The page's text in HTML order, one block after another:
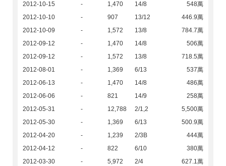
2012-10-15
- 1,470 14/8
548萬
2012-10-10
- 907 13/12
446.9萬
2012-10-09
- 1,572 13/8
784.7萬
2012-09-12
- 1,470 14/8
506萬
2012-09-12
- 1,572 13/8
718.5萬
2012-08-01
- 1,369 6/13
537萬
2012-06-13
- 1,470 14/8
486萬
2012-06-06
- 821 14/9
258萬
2012-05-31
- 12,788 2/1,2
5,500萬
2012-05-30
- 1,369 6/13
500.9萬
2012-04-20
- 1,239 2/3B
444萬
2012-04-12
- 822 6/10
380萬
2012-03-30
- 5,972 2/4
627.1萬